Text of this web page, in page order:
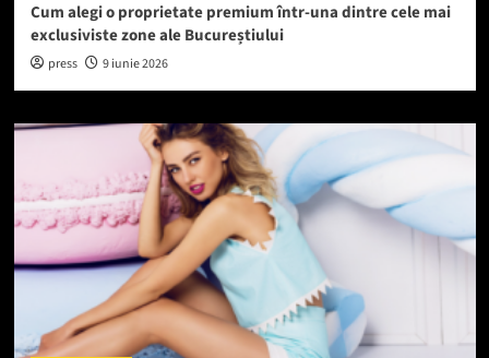
Cum alegi o proprietate premium într-una dintre cele mai
exclusiviste zone ale Bucureștiului
press 9 iunie 2026